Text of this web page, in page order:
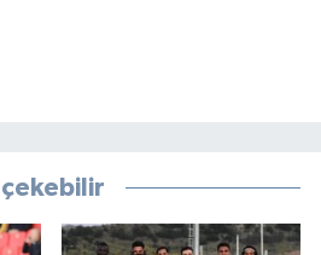
çekebilir